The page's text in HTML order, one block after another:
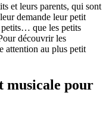
et leurs parents, qui sont
demande leur petit
petits… que les petits
découvrir les
attention au plus petit
musicale pour